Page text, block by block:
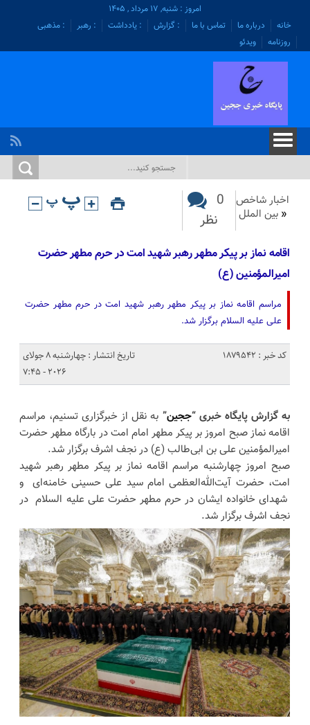
امروز : شنبه, ۱۷ مرداد , ۱۴۰۵
خانه
درباره ما تماس با ما : گزارش : یادداشت : رهبر
: مذهبی
روزنامه
ویدئو
اخبار شاخص
« بین الملل
0
نظر
اقامه نماز بر پیکر مطهر رهبر شهید امت در حرم مطهر حضرت
امیرالمؤمنین (ع)
مراسم اقامه نماز بر پیکر مطهر رهبر شهید امت در حرم مطهر حضرت
علی علیه السلام برگزار شد.
کد خبر : 1879542
تاریخ انتشار : چهارشنبه 8 جولای
2026 - 7:45
به گزارش پایگاه خبری “ججین” به نقل از خبرگزاری تسنیم، مراسم
اقامه نماز صبح امروز بر پیکر مطهر امام امت در بارگاه مطهر حضرت
امیرالمؤمنین علی بن ابی‌طالب (ع) در نجف اشرف برگزار شد.
صبح امروز چهارشنبه مراسم اقامه نماز بر پیکر مطهر رهبر شهید
امت، حضرت آیت‌الله‌العظمی امام سید علی حسینی خامنه‌ای و
شهدای خانواده ایشان در حرم مطهر حضرت علی علیه السلام در
نجف اشرف برگزار شد.